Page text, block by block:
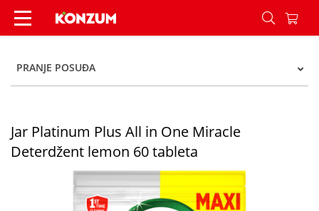
Jar Platinum Plus All in One Miracle Deterdžent
PRANJE POSUĐA
Jar Platinum Plus All in One Miracle
Deterdžent lemon 60 tableta